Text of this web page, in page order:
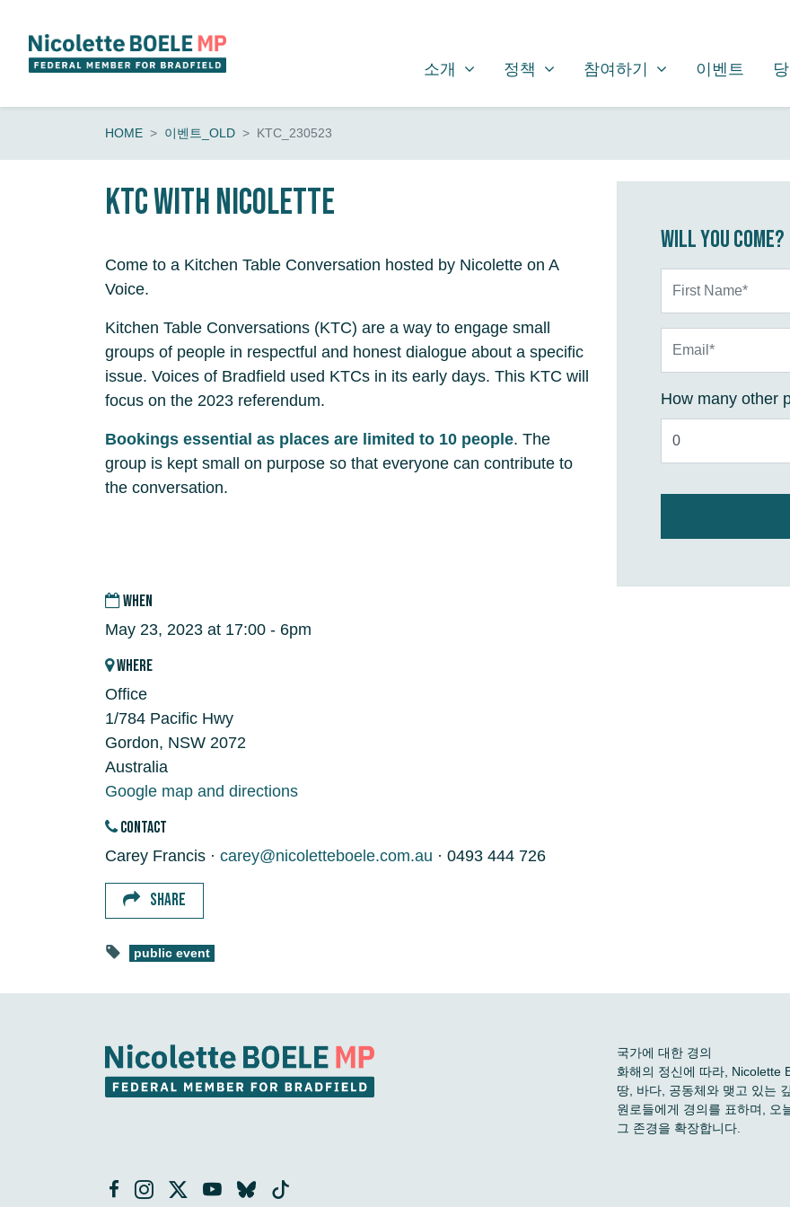
소개
SHOW SUBMENU FOR
소개 정책
SHOW SUBMENU FOR
정책 참여하기
SHOW SUBMENU FOR
참여하기 (CURRENT)
이벤트
HOME 이벤트_OLD KTC_230523
KTC with Nicolette
Come to a Kitchen Table Conversation hosted by Nicolette on A
Voice.
Kitchen Table Conversations (KTC) are a way to engage small
groups of people in respectful and honest dialogue about a specific
issue. Voices of Bradfield used KTCs in its early days. This KTC will
focus on the 2023 referendum.
Bookings essential as places are limited to 10 people. The
group is kept small on purpose so that everyone can contribute to
the conversation.
WHEN
May 23, 2023 at 17:00 - 6pm
WHERE
Office
1/784 Pacific Hwy
Gordon, NSW 2072
Australia
Google map and directions
CONTACT
Carey Francis · carey@nicoletteboele.com.au · 0493 444 726
SHARE
public event
Will you come?
How many other
국가에 대한 경의
화해의 정신에 따라, Nicolette
땅, 바다, 공동체와 맺고 있는
원로들에게 경의를 표하며, 오
그 존경을 확장합니다.